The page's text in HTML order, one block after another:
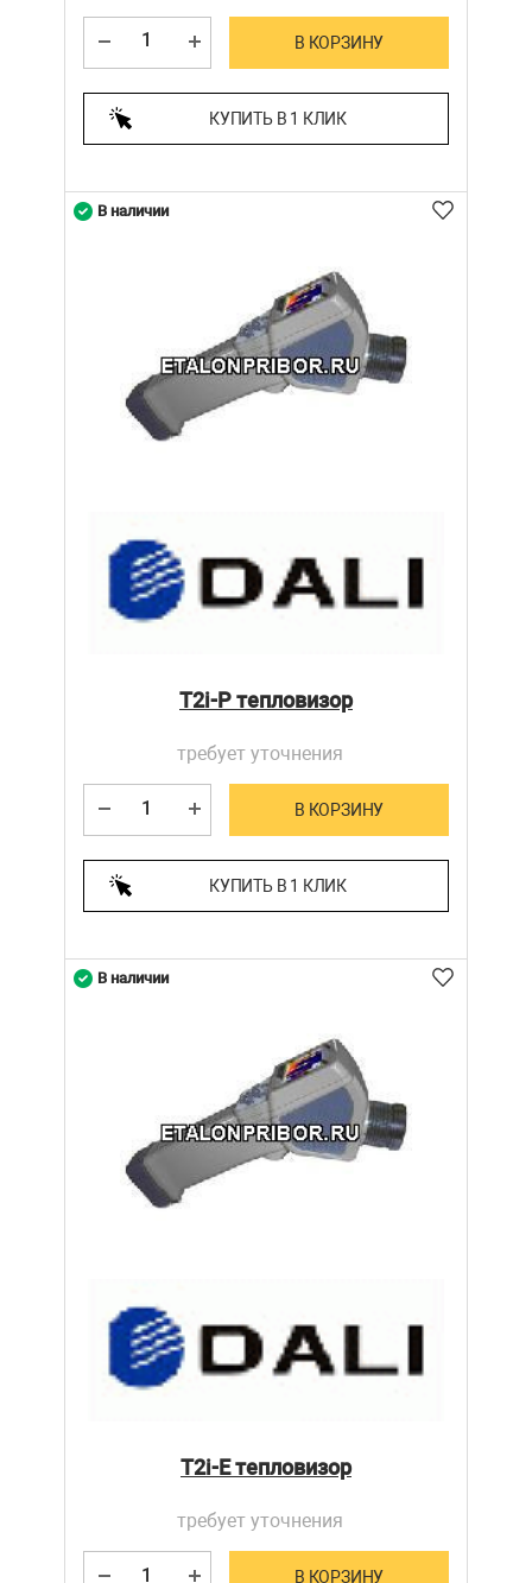
В КОРЗИНУ
КУПИТЬ В 1 КЛИК
T2i-P тепловизор
требует уточнения
В КОРЗИНУ
КУПИТЬ В 1 КЛИК
В наличии
T2i-E тепловизор
требует уточнения
В КОРЗИНУ
В наличии